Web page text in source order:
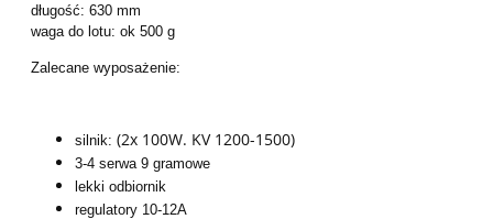
długość: 630 mm
waga do lotu: ok 500 g
Zalecane wyposażenie:
silnik: (2x 100W. KV 1200-1500)
3-4 serwa 9 gramowe
lekki odbiornik
regulatory 10-12A